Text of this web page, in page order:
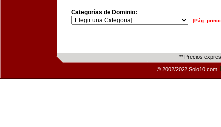
Categorías de Dominio:
[Pág.
** Precios
© 2002/2022 Solo10.com